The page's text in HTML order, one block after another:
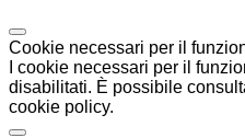
Cookie necessari per il
I cookie necessari per il
disabilitati. È possibile
cookie policy.